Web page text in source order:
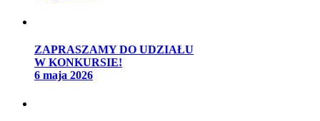
ZAPRASZAMY DO UDZIAŁU
W KONKURSIE!
6 maja 2026